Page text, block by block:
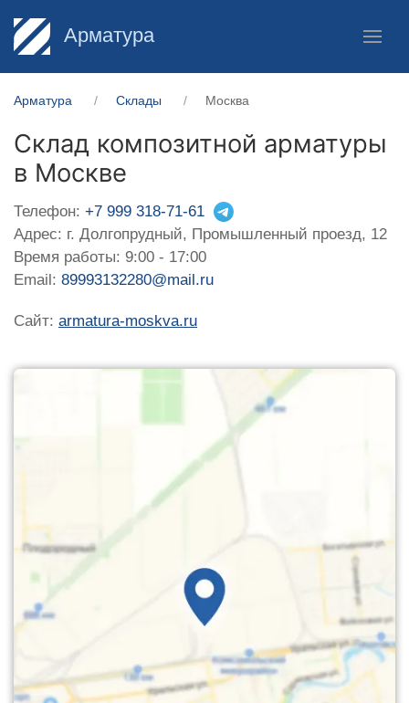
Арматура
Арматура Склады Москва
Склад композитной арматуры
в Москве
Телефон: +7 999 318-71-61
Адрес: г. Долгопрудный, Промышленный проезд, 12
Время работы: 9:00 - 17:00
Email: 89993132280@mail.ru
Сайт: armatura-moskva.ru